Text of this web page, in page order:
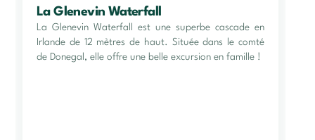
La Glenevin Waterfall
La Glenevin Waterfall est une superbe cascade en
Irlande de 12 mètres de haut. Située dans le comté
de Donegal, elle offre une belle excursion en famille !